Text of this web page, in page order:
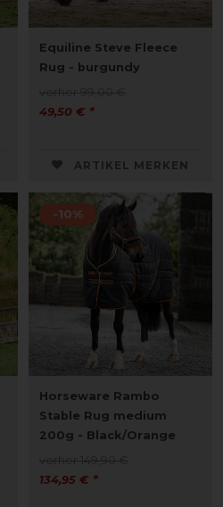
Equiline Steve Fleece
Rug - burgundy
49,50 € *
ARTIKEL MERKEN
-10%
Horseware Rambo
Stable Rug medium
200g - Black/Orange
134,95 € *